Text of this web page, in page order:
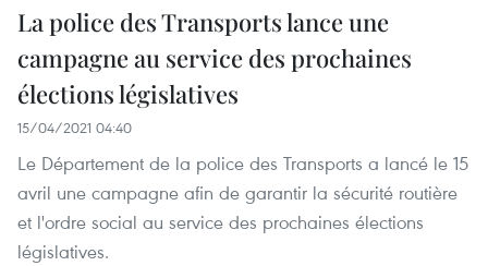
La police des Transports lance une
campagne au service des prochaines
élections législatives
15/04/2021 04:40
Le Département de la police des Transports a lancé le 15
avril une campagne afin de garantir la sécurité routière
et l'ordre social au service des prochaines élections
législatives.